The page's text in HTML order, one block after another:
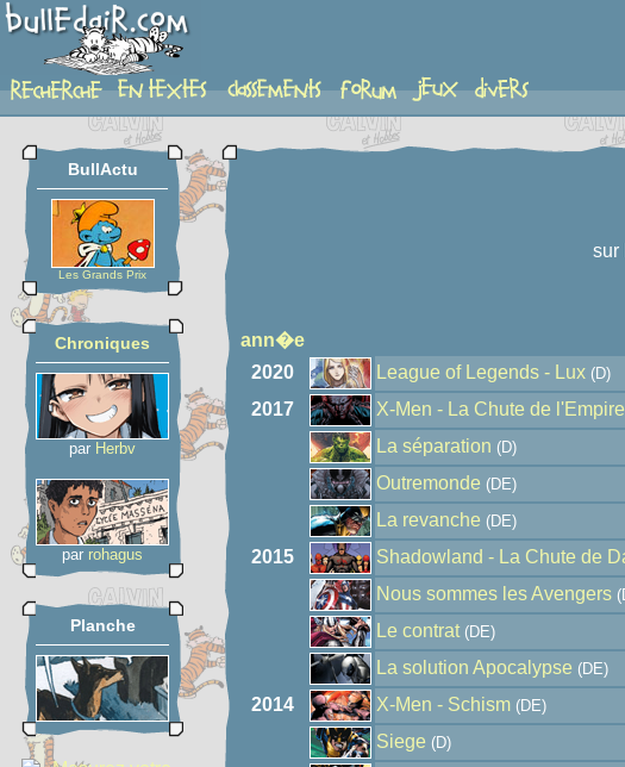
auteur
BullActu
Les Grands Prix
Chroniques
par Herbv
par rohagus
Planche
sur
ann�e
2020
League of Legends - Lux (D)
2017
X-Men - La Chute de
La séparation (D)
Outremonde (DE)
La revanche (DE)
2015
Shadowland - La Chute de
Nous sommes les Avengers
Le contrat(DE)
La solution Apocalypse (DE)
2014
X-Men - Schism (DE)
Siege (D)